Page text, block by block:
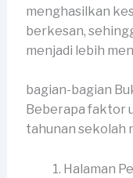
menghasilkan
berkesan,
menjadi lebih
bagian-bagian
Beberapa faktor
tahunan sekolah
Halaman